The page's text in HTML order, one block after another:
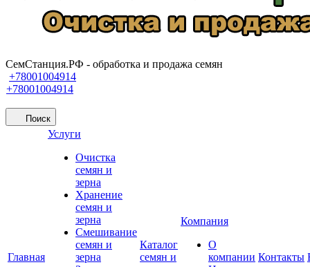
СемСтанция.РФ - обработка и продажа семян
+78001004914
+78001004914
Поиск
Главная
Услуги
Очистка
семян и
зерна
Хранение
семян и
зерна
Смешивание
семян и
зерна
Каталог
семян и
Компания
О
компании Контакты